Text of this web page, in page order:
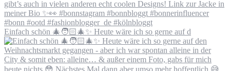
Einfach schön 🎄🧑🏻‍🎄✨ Heute wäre ich so gerne auf d